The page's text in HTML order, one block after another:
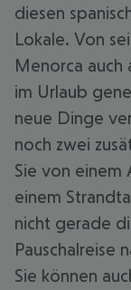
diesen
Lokale. Von
Menorca auch
im Urlaub
neue Dinge
noch zwei
Sie von
einem
nicht gerade
Pauschalreise
Sie können